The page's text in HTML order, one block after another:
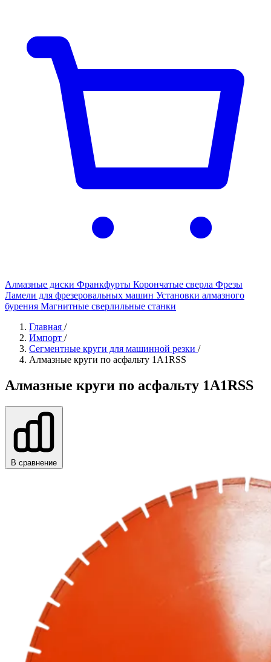
Алмазные диски Франкфурты Корончатые сверла Фрезы
Ламели для фрезеровальных машин Установки алмазного
бурения Магнитные сверлильные станки
Главная /
Импорт /
Сегментные круги для машинной резки /
Алмазные круги по асфальту 1A1RSS
Алмазные круги по асфальту 1A1RSS
В сравнение